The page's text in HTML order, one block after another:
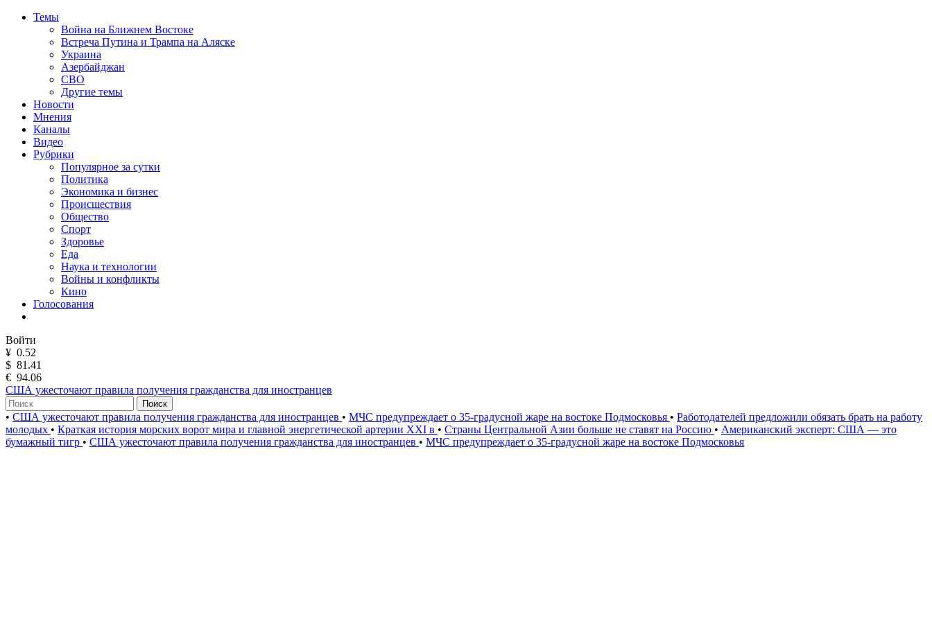
Темы
Война на Ближнем Востоке
Встреча Путина и Трампа на Аляске
Украина
Азербайджан
СВО
Другие темы
Новости
Мнения
Каналы
Видео
Рубрики
Популярное за сутки
Политика
Экономика и бизнес
Происшествия
Общество
Спорт
Здоровье
Еда
Наука и технологии
Войны и конфликты
Кино
Голосования
Войти
¥ 0.52
$ 81.41
€ 94.06
США ужесточают правила получения гражданства для иностранцев
Поиск
• США ужесточают правила получения гражданства для иностранцев • МЧС предупреждает о 35-градусной жаре на востоке Подмосковья • Работодателей предложили обязать брать на работу
молодых • Краткая история морских ворот мира и главной энергетической артерии XXI в • Страны Центральной Азии больше не ставят на Россию • Американский эксперт: США — это
бумажный тигр • США ужесточают правила получения гражданства для иностранцев • МЧС предупреждает о 35-градусной жаре на востоке Подмосковья